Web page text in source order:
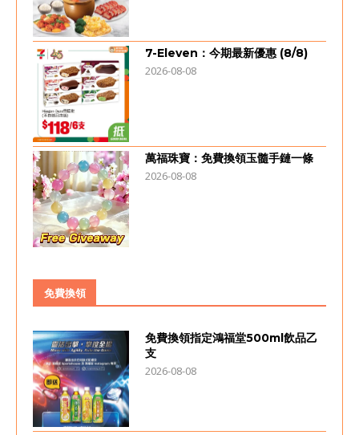
7-Eleven：今期最新優惠 (8/8)
2026-08-08
萬福珠寶：免費換領玉髓手鏈一條
2026-08-08
免費換領
免費換領指定鴻福堂500ml飲品乙
支
2026-08-08